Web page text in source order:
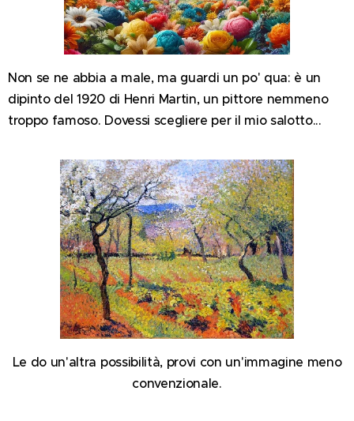
Non se ne abbia a male, ma guardi un po' qua: è un
dipinto del 1920 di Henri Martin, un pittore nemmeno
troppo famoso. Dovessi scegliere per il mio salotto...
Le do un'altra possibilità, provi con un'immagine meno
convenzionale.